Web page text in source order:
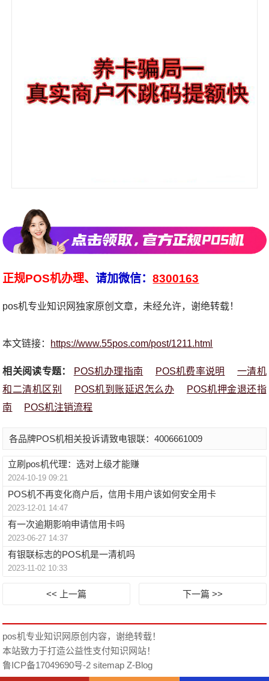
正规POS机办理、请加微信：8300163
pos机专业知识网独家原创文章，未经允许，谢绝转载！
本文链接： https://www.55pos.com/post/1211.html
相关阅读专题： POS机办理指南 POS机费率说明
一清机
和二清机区别
POS机到账延迟怎么办
POS机押金退还指
南
POS机注销流程
各品牌POS机相关投诉请致电银联：4006661009
立刷pos机代理：选对上级才能赚
2024-10-19 09:21
POS机不再变化商户后，信用卡用户该如何安全用卡
2023-12-01 14:47
有一次逾期影响申请信用卡吗
2023-06-27 14:37
有银联标志的POS机是一清机吗
2023-11-02 10:33
<< 上一篇 下一篇 >>
pos机专业知识网原创内容，谢绝转载！
本站致力于打造公益性支付知识网站！
鲁ICP备17049690号-2 sitemap Z-Blog